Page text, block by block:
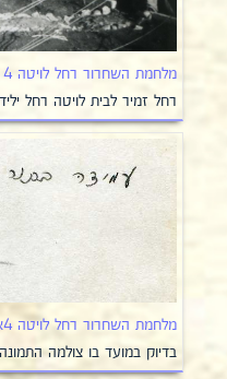
מלחמת השחרור רחל לויטה 4
רחל זמיר לבית לויטה רחל ילידת
מלחמת השחרור רחל לויטה 4א
בדיוק במועד בו צולמה